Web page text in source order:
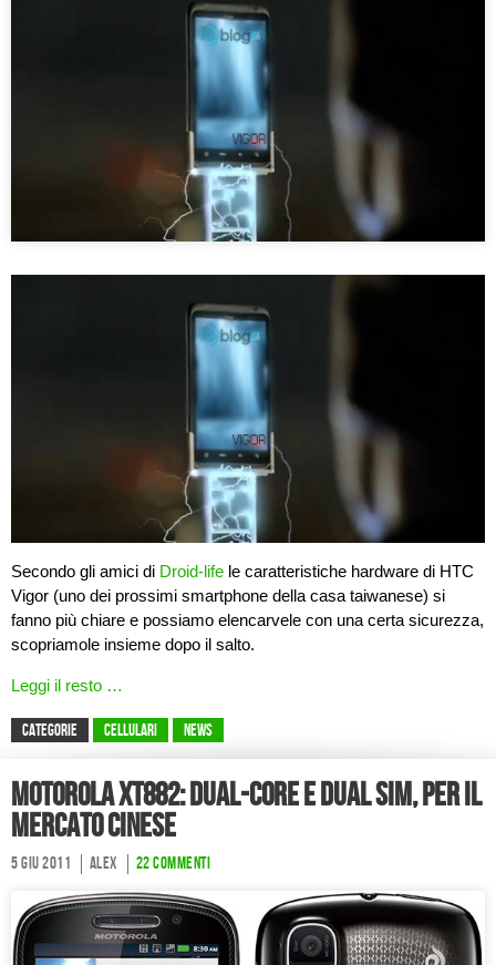
Secondo gli amici di Droid-life le caratteristiche hardware di HTC
Vigor (uno dei prossimi smartphone della casa taiwanese) si
fanno più chiare e possiamo elencarvele con una certa sicurezza,
scopriamole insieme dopo il salto.
Leggi il resto …
CATEGORIE Cellulari News
Motorola XT882: dual-core e dual SIM, per il
mercato cinese
5 Giu 2011 Alex 22 commenti